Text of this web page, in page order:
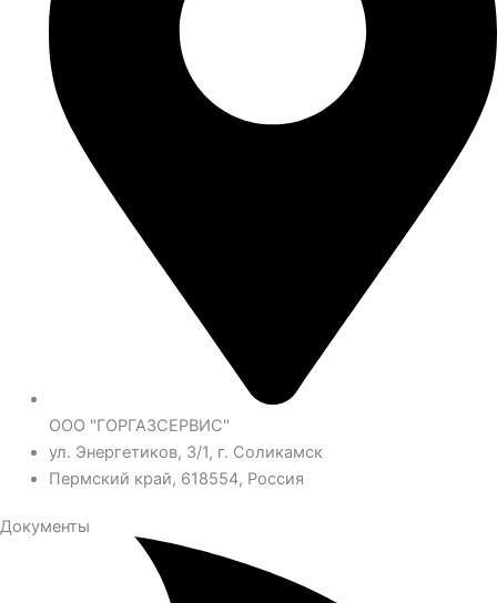
ООО "ГОРГАЗСЕРВИС"
ул. Энергетиков, 3/1, г. Соликамск
Пермский край, 618554, Россия
Документы